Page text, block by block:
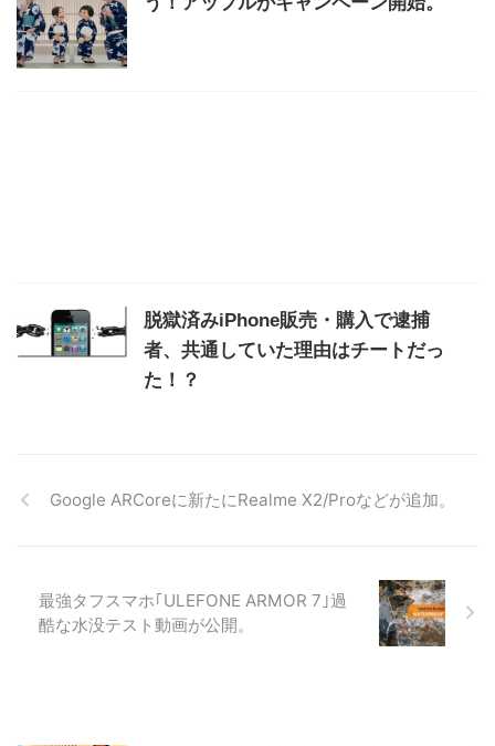
脱獄済みiPhone販売・購入で逮捕
者、共通していた理由はチートだっ
た！？
Google ARCoreに新たにRealme X2/Proなどが追加。
最強タフスマホ｢ULEFONE ARMOR 7｣過
酷な水没テスト動画が公開。